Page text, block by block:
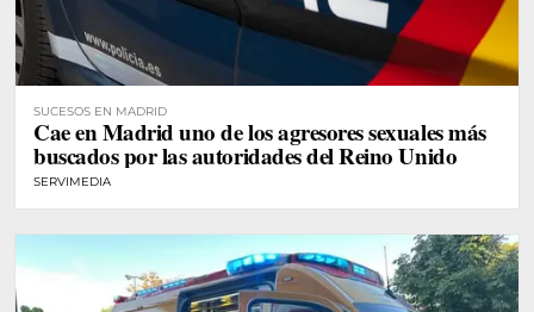
SUCESOS EN MADRID
Cae en Madrid uno de los agresores sexuales más
buscados por las autoridades del Reino Unido
SERVIMEDIA